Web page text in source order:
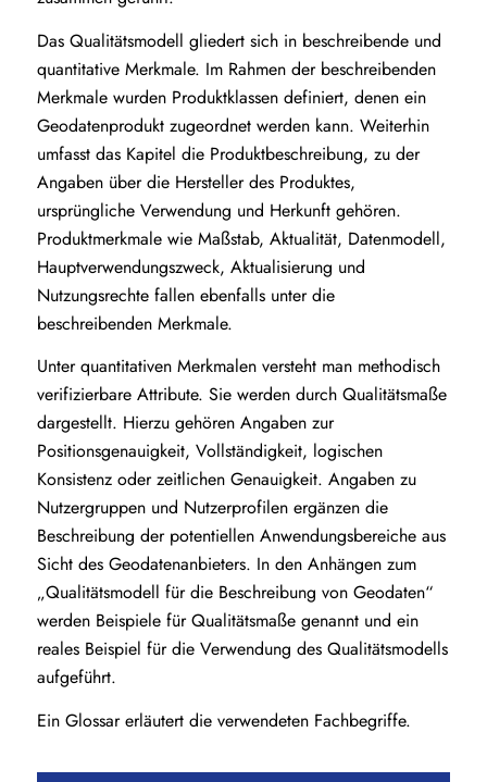
Das Qualitätsmodell gliedert sich in beschreibende und
quantitative Merkmale. Im Rahmen der beschreibenden
Merkmale wurden Produktklassen definiert, denen ein
Geodatenprodukt zugeordnet werden kann. Weiterhin
umfasst das Kapitel die Produktbeschreibung, zu der
Angaben über die Hersteller des Produktes,
ursprüngliche Verwendung und Herkunft gehören.
Produktmerkmale wie Maßstab, Aktualität, Datenmodell,
Hauptverwendungszweck, Aktualisierung und
Nutzungsrechte fallen ebenfalls unter die
beschreibenden Merkmale.
Unter quantitativen Merkmalen versteht man methodisch
verifizierbare Attribute. Sie werden durch Qualitätsmaße
dargestellt. Hierzu gehören Angaben zur
Positionsgenauigkeit, Vollständigkeit, logischen
Konsistenz oder zeitlichen Genauigkeit. Angaben zu
Nutzergruppen und Nutzerprofilen ergänzen die
Beschreibung der potentiellen Anwendungsbereiche aus
Sicht des Geodatenanbieters. In den Anhängen zum
„Qualitätsmodell für die Beschreibung von Geodaten“
werden Beispiele für Qualitätsmaße genannt und ein
reales Beispiel für die Verwendung des Qualitätsmodells
aufgeführt.
Ein Glossar erläutert die verwendeten Fachbegriffe.